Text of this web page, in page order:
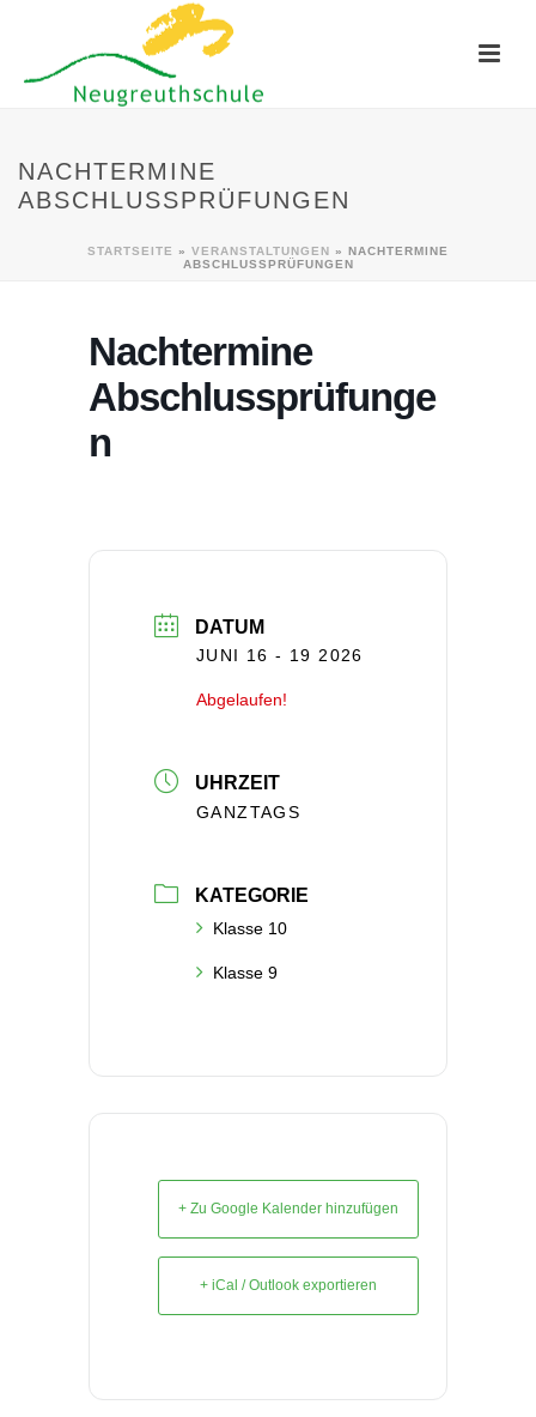
NACHTERMINE
ABSCHLUSSPRÜFUNGEN
STARTSEITE » VERANSTALTUNGEN » NACHTERMINE
ABSCHLUSSPRÜFUNGEN
Nachtermine
Abschlussprüfunge
n
DATUM
JUNI 16 - 19 2026
Abgelaufen!
UHRZEIT
GANZTAGS
KATEGORIE
Klasse 10
Klasse 9
+ Zu Google Kalender hinzufügen
+ iCal / Outlook exportieren